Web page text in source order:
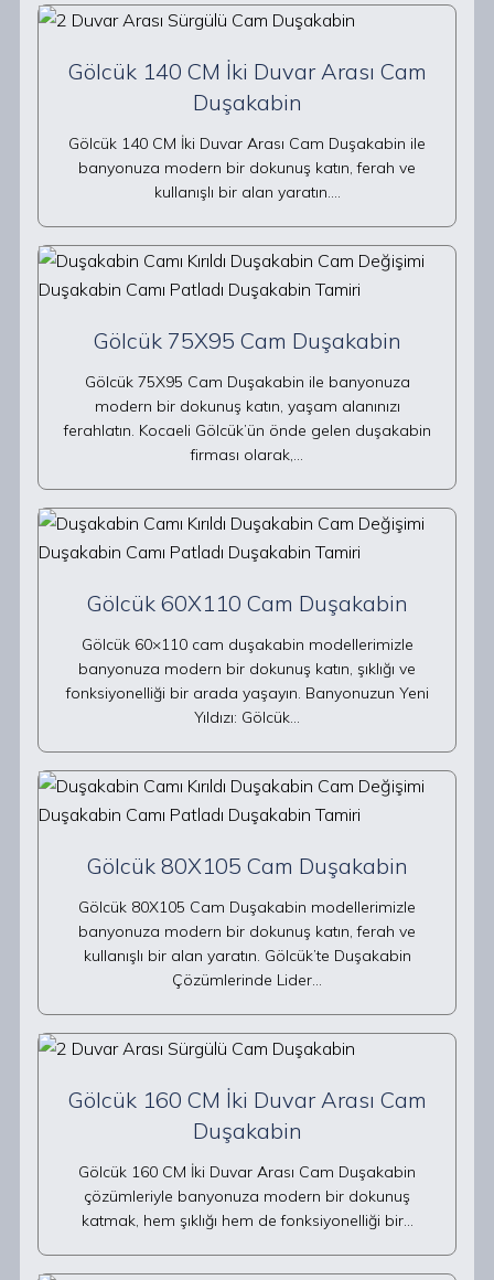
Gölcük 140 CM İki Duvar Arası Cam
Duşakabin
Gölcük 140 CM İki Duvar Arası Cam Duşakabin ile
banyonuza modern bir dokunuş katın, ferah ve
kullanışlı bir alan yaratın.…
Gölcük 75X95 Cam Duşakabin
Gölcük 75X95 Cam Duşakabin ile banyonuza
modern bir dokunuş katın, yaşam alanınızı
ferahlatın. Kocaeli Gölcük’ün önde gelen duşakabin
firması olarak,…
Gölcük 60X110 Cam Duşakabin
Gölcük 60×110 cam duşakabin modellerimizle
banyonuza modern bir dokunuş katın, şıklığı ve
fonksiyonelliği bir arada yaşayın. Banyonuzun Yeni
Yıldızı: Gölcük…
Gölcük 80X105 Cam Duşakabin
Gölcük 80X105 Cam Duşakabin modellerimizle
banyonuza modern bir dokunuş katın, ferah ve
kullanışlı bir alan yaratın. Gölcük’te Duşakabin
Çözümlerinde Lider…
Gölcük 160 CM İki Duvar Arası Cam
Duşakabin
Gölcük 160 CM İki Duvar Arası Cam Duşakabin
çözümleriyle banyonuza modern bir dokunuş
katmak, hem şıklığı hem de fonksiyonelliği bir…